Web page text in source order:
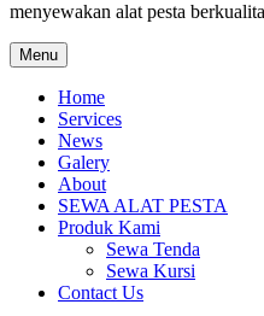
menyewakan alat pesta
Menu
Home
Services
News
Galery
About
SEWA ALAT PESTA
Produk Kami
Sewa Tenda
Sewa Kursi
Contact Us